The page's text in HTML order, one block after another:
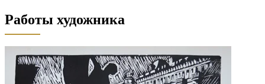
Работы художника